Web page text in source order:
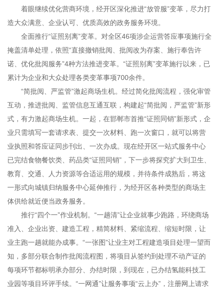
着眼继续优化营商环境，经开区深化推进“放管服”变革，尽力打
造大众满意、企业认可、优质高效的政务服务环境。
全面推行“证照别离”变革。对全区46项涉企运营答应事项施行全
掩盖清单处理，依照“直接撤销批阅、批阅改为存案、施行奉告许
诺、优化批阅服务”4种方法推进变革。“证照别离”变革施行以来，已
累计为企业和大众处理各类变革事项700余件。
“简批阅、严监管”激起商场生机。经过简化批阅流程，强化审管
互动，推进批阅、监管信息互通互联，构建起“简批阅，严监管”新形
式，有力激起商场生机。一起，在邯郸市首推“证照同销”新形式，企
业只需填写一套请求表、提交一次材料、跑一次窗口，就可以将营
业执照和答应证同步刊出、一次办成。现在经开区一站式服务中心
已完结食物餐饮类、药品类“证照同销”，下一步将探究扩大到卫生、
教育、交通、人力资源等合适运用的规模，并待条件成熟后，将这
一形式向城镇归纳服务中心延伸推行，为经开区各种类型的商场主
体供给就近便当政务服务。
推行“四个一”作业机制。“一趟清”让企业就事少跑路，环绕商场
准入、企业出资、建造工程，精简材料、紧缩流程、缩短时限，让
业主跑一趟就能办成事。“一张图”让业主对工程建造项目处理一望而
知，多部分联合制作批阅流程图，将项目从签约到处理不动产证的
每项环节都标明承办部分、办结时限，到现在，已办结氢能科技工
业园等项目环评手续。“一网通”让服务事项“云上办”，注册网上请求